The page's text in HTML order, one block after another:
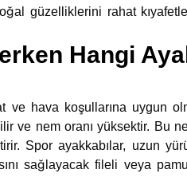
güzelliklerini rahat
Hangi
hava koşullarına uygun
ve nem oranı yüksektir. Bu
Spor ayakkabılar, uzun
sağlayacak fileli veya